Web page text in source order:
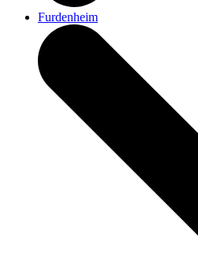
Furdenheim